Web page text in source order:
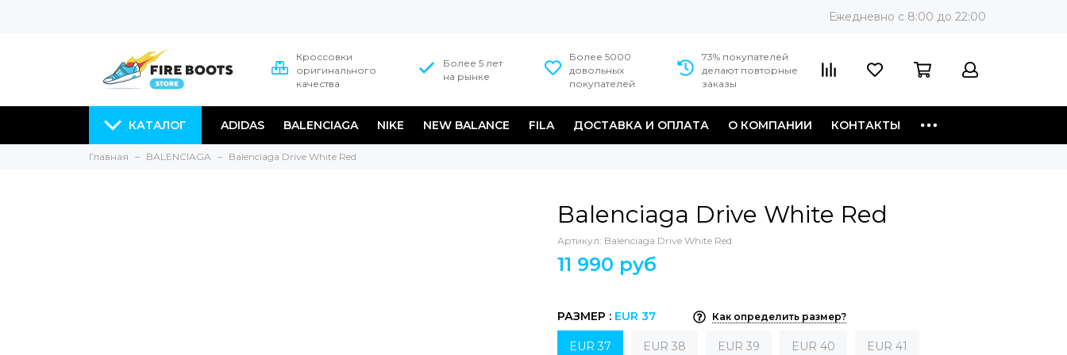
Ежедневно c 8:00 до 22:00
Кроссовки
оригинального
качества
Более 5 лет
на рынке
Более 5000
довольных
покупателей
73% покупателей
делают повторные
заказы
КАТАЛОГ ADIDAS BALENCIAGA NIKE NEW BALANCE FILA ДОСТАВКА И ОПЛАТА О КОМПАНИИ КОНТАКТЫ
Главная BALENCIAGA Balenciaga Drive White Red
Balenciaga Drive White Red
Артикул: Balenciaga Drive White Red
11 990 руб
РАЗМЕР : EUR 37 Как определить размер?
EUR 37 EUR 38 EUR 39 EUR 40 EUR 41